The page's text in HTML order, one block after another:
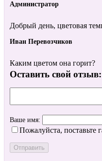
Администратор
Добрый день, цветовая
Иван Перевозчиков
Каким цветом она горит?
Оставить свой отзыв:
Ваше имя:
Пожалуйста, поставьте